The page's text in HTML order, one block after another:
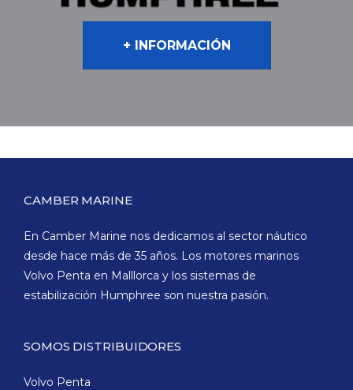
+ INFORMACIÓN
CAMBER MARINE
En Camber Marine nos dedicamos al sector náutico
desde hace más de 35 años. Los motores marinos
Volvo Penta en Malllorca y los sistemas de
estabilización Humphree son nuestra pasión.
SOMOS DISTRIBUIDORES
Volvo Penta